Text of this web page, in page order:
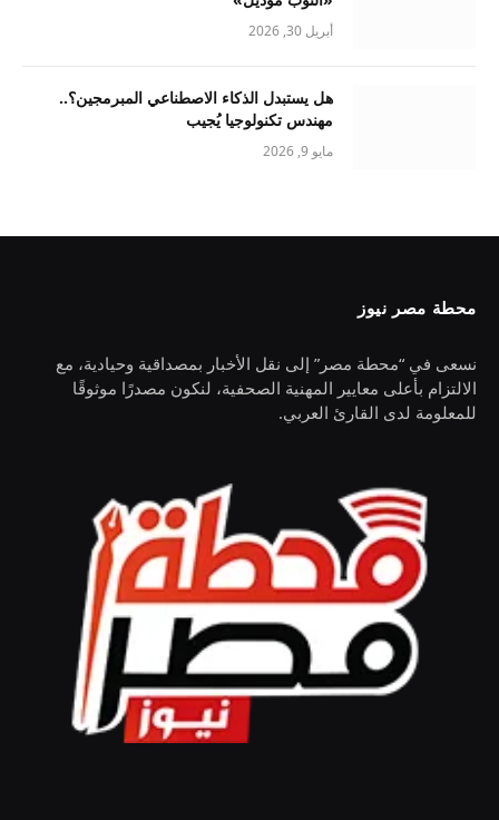
أبريل 30, 2026
هل يستبدل الذكاء الاصطناعي المبرمجين؟..
مهندس تكنولوجيا يُجيب
مايو 9, 2026
محطة مصر نيوز
نسعى في “محطة مصر” إلى نقل الأخبار بمصداقية وحيادية، مع
الالتزام بأعلى معايير المهنية الصحفية، لنكون مصدرًا موثوقًا
للمعلومة لدى القارئ العربي.